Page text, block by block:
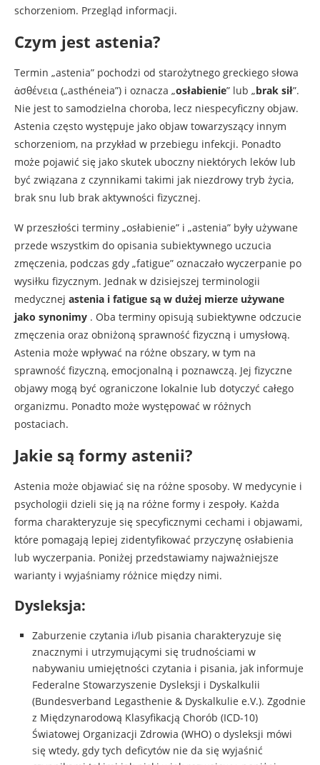
schorzeniom. Przegląd informacji.
Czym jest astenia?
Termin „astenia” pochodzi od starożytnego greckiego słowa
ἀσθένεια („asthéneia”) i oznacza „osłabienie” lub „brak sił”.
Nie jest to samodzielna choroba, lecz niespecyficzny objaw.
Astenia często występuje jako objaw towarzyszący innym
schorzeniom, na przykład w przebiegu infekcji. Ponadto
może pojawić się jako skutek uboczny niektórych leków lub
być związana z czynnikami takimi jak niezdrowy tryb życia,
brak snu lub brak aktywności fizycznej.
W przeszłości terminy „osłabienie” i „astenia” były używane
przede wszystkim do opisania subiektywnego uczucia
zmęczenia, podczas gdy „fatigue” oznaczało wyczerpanie po
wysiłku fizycznym. Jednak w dzisiejszej terminologii
medycznej astenia i fatigue są w dużej mierze używane
jako synonimy . Oba terminy opisują subiektywne odczucie
zmęczenia oraz obniżoną sprawność fizyczną i umysłową.
Astenia może wpływać na różne obszary, w tym na
sprawność fizyczną, emocjonalną i poznawczą. Jej fizyczne
objawy mogą być ograniczone lokalnie lub dotyczyć całego
organizmu. Ponadto może występować w różnych
postaciach.
Jakie są formy astenii?
Astenia może objawiać się na różne sposoby. W medycynie i
psychologii dzieli się ją na różne formy i zespoły. Każda
forma charakteryzuje się specyficznymi cechami i objawami,
które pomagają lepiej zidentyfikować przyczynę osłabienia
lub wyczerpania. Poniżej przedstawiamy najważniejsze
warianty i wyjaśniamy różnice między nimi.
Dysleksja:
Zaburzenie czytania i/lub pisania charakteryzuje się
znacznymi i utrzymującymi się trudnościami w
nabywaniu umiejętności czytania i pisania, jak informuje
Federalne Stowarzyszenie Dysleksji i Dyskalkulii
(Bundesverband Legasthenie & Dyskalkulie e.V.). Zgodnie
z Międzynarodową Klasyfikacją Chorób (ICD-10)
Światowej Organizacji Zdrowia (WHO) o dysleksji mówi
się wtedy, gdy tych deficytów nie da się wyjaśnić